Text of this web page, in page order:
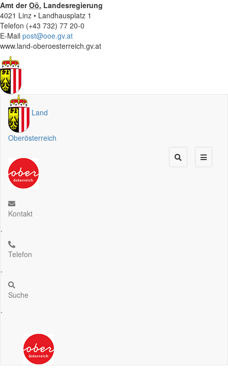
Amt derOö. Landesregierung
4021 Linz • Landhausplatz 1
Telefon (+43 732) 77 20-0
E-Mail post@ooe.gv.at
www.land-oberoesterreich.gv.at
Land
Oberösterreich
Kontakt
.
Telefon
.
Suche
.